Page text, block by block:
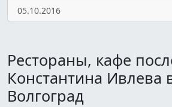
05.10.2016
Рестораны, кафе
Константина Ивлева
Волгоград